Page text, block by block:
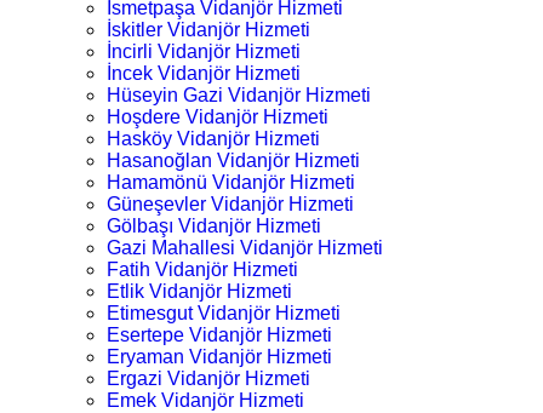
İsmetpaşa Vidanjör Hizmeti
İskitler Vidanjör Hizmeti
İncirli Vidanjör Hizmeti
İncek Vidanjör Hizmeti
Hüseyin Gazi Vidanjör Hizmeti
Hoşdere Vidanjör Hizmeti
Hasköy Vidanjör Hizmeti
Hasanoğlan Vidanjör Hizmeti
Hamamönü Vidanjör Hizmeti
Güneşevler Vidanjör Hizmeti
Gölbaşı Vidanjör Hizmeti
Gazi Mahallesi Vidanjör Hizmeti
Fatih Vidanjör Hizmeti
Etlik Vidanjör Hizmeti
Etimesgut Vidanjör Hizmeti
Esertepe Vidanjör Hizmeti
Eryaman Vidanjör Hizmeti
Ergazi Vidanjör Hizmeti
Emek Vidanjör Hizmeti